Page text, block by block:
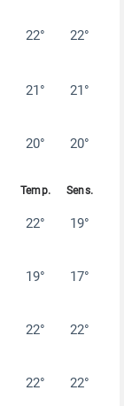
22° 22°
21° 21°
20° 20°
22° 19°
19° 17°
22° 22°
22° 22°